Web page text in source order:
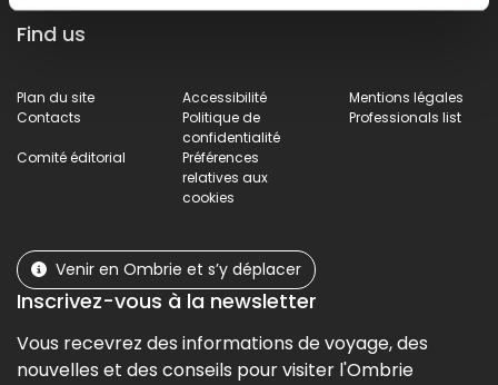
Find us
Plan du site Accessibilité
Mentions légales
Contacts
Politique de
confidentialité
Professionals list
Comité éditorial
Préférences
relatives aux
cookies
Venir en Ombrie et s’y déplacer
Inscrivez-vous à la newsletter
Vous recevrez des informations de voyage, des
nouvelles et des conseils pour visiter l'Ombrie